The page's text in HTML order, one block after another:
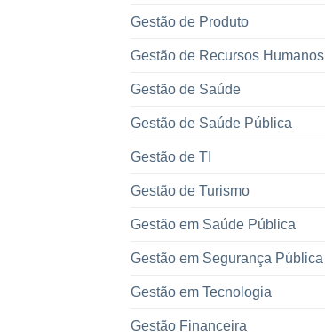
Gestão de Produto
Gestão de Recursos Humanos
Gestão de Saúde
Gestão de Saúde Pública
Gestão de TI
Gestão de Turismo
Gestão em Saúde Pública
Gestão em Segurança Pública
Gestão em Tecnologia
Gestão Financeira